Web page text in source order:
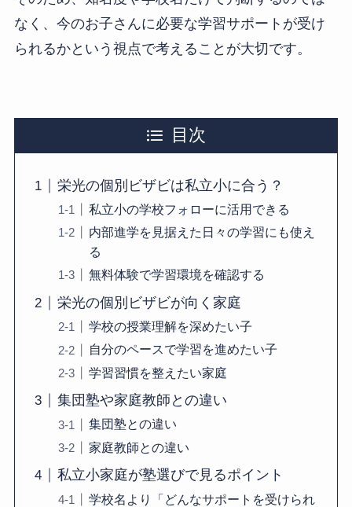
なく、今のお子さんに必要な学習サポートが受け
られるかという視点で考えることが大切です。
目次
栄光の個別ビザビは私立小に合う？
私立小の学校フォローに活用できる
内部進学を見据えた日々の学習にも使え
る
無料体験で学習環境を確認する
栄光の個別ビザビが向く家庭
学校の授業理解を深めたい子
自分のペースで学習を進めたい子
学習習慣を整えたい家庭
集団塾や家庭教師との違い
集団塾との違い
家庭教師との違い
私立小家庭が塾選びで見るポイント
学校名より「どんなサポートを受けられ